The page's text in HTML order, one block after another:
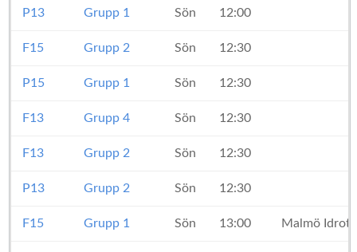
P13 Grupp 1 Sön 12:00
F15 Grupp 2 Sön 12:30
P15 Grupp 1 Sön 12:30
F13 Grupp 4 Sön 12:30
F13 Grupp 2 Sön 12:30
P13 Grupp 2 Sön 12:30
F15 Grupp 1 Sön 13:00 Malmö